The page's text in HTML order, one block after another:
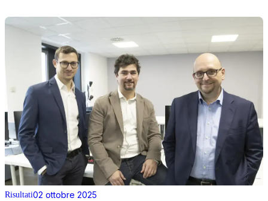
Risultati02 ottobre 2025